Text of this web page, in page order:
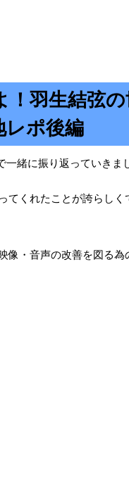
！羽生結弦
レポ後編
緒に振り返っていきま
てくれたことが誇らしく
像・音声の改善を図る為